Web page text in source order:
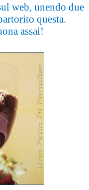
web, unendo due
questa.
assai!